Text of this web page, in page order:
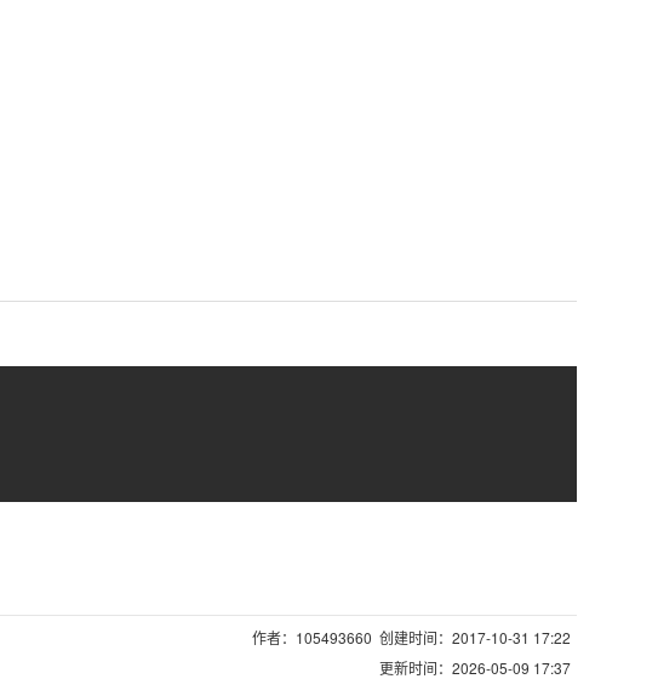
作者：105493660 创建时间：2017-10-31 17:22
更新时间：2026-05-09 17:37